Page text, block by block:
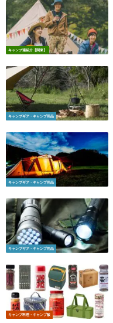
キャンプ場紹介【関東】
キャンプギア・キャンプ用品
キャンプギア・キャンプ用品
キャンプギア・キャンプ用品
キャンプ料理・キャンプ飯